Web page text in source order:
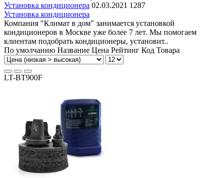
Установка кондиционера 02.03.2021 1287
Установка кондиционера
Компания "Климат в дом" занимается установкой
кондиционеров в Москве уже более 7 лет. Мы помогаем
клиентам подобрать кондиционеры, установит..
По умолчанию Название Цена Рейтинг Код Товара
LT-BT900F